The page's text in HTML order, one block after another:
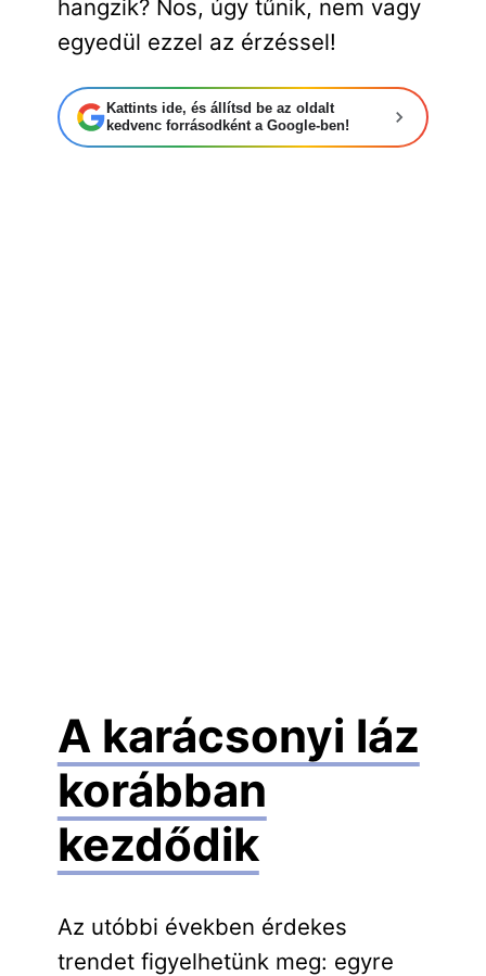
hangzik? Nos, úgy tűnik, nem vagy
egyedül ezzel az érzéssel!
Kattints ide, és állítsd be az oldalt
kedvenc forrásodként a Google-ben!
A karácsonyi láz
korábban
kezdődik
Az utóbbi években érdekes
trendet figyelhetünk meg: egyre